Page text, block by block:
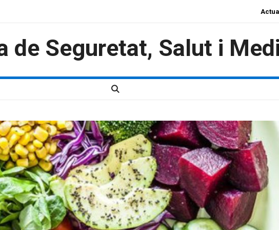
de Seguretat, Salut i